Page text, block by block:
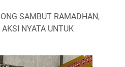
SAMBUT RAMADHAN,
NYATA UNTUK